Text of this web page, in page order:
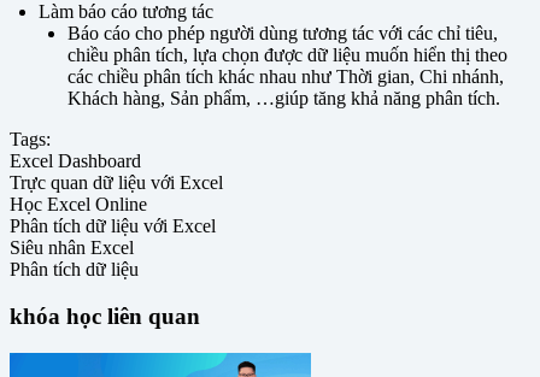
Làm báo cáo tương tác
Báo cáo cho phép người dùng tương tác với các chỉ tiêu,
chiều phân tích, lựa chọn được dữ liệu muốn hiển thị theo
các chiều phân tích khác nhau như Thời gian, Chi nhánh,
Khách hàng, Sản phẩm, …giúp tăng khả năng phân tích.
Tags:
Excel Dashboard
Trực quan dữ liệu với Excel
Học Excel Online
Phân tích dữ liệu với Excel
Siêu nhân Excel
Phân tích dữ liệu
khóa học liên quan